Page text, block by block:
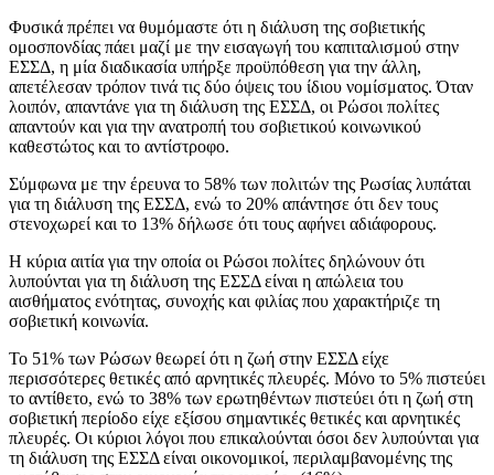
Φυσικά πρέπει να θυμόμαστε ότι η διάλυση της σοβιετικής
ομοσπονδίας πάει μαζί με την εισαγωγή του καπιταλισμού στην
ΕΣΣΔ, η μία διαδικασία υπήρξε προϋπόθεση για την άλλη,
απετέλεσαν τρόπον τινά τις δύο όψεις του ίδιου νομίσματος. Όταν
λοιπόν, απαντάνε για τη διάλυση της ΕΣΣΔ, οι Ρώσοι πολίτες
απαντούν και για την ανατροπή του σοβιετικού κοινωνικού
καθεστώτος και το αντίστροφο.
Σύμφωνα με την έρευνα το 58% των πολιτών της Ρωσίας λυπάται
για τη διάλυση της ΕΣΣΔ, ενώ το 20% απάντησε ότι δεν τους
στενοχωρεί και το 13% δήλωσε ότι τους αφήνει αδιάφορους.
Η κύρια αιτία για την οποία οι Ρώσοι πολίτες δηλώνουν ότι
λυπούνται για τη διάλυση της ΕΣΣΔ είναι η απώλεια του
αισθήματος ενότητας, συνοχής και φιλίας που χαρακτήριζε τη
σοβιετική κοινωνία.
Το 51% των Ρώσων θεωρεί ότι η ζωή στην ΕΣΣΔ είχε
περισσότερες θετικές από αρνητικές πλευρές. Μόνο το 5% πιστεύει
το αντίθετο, ενώ το 38% των ερωτηθέντων πιστεύει ότι η ζωή στη
σοβιετική περίοδο είχε εξίσου σημαντικές θετικές και αρνητικές
πλευρές. Οι κύριοι λόγοι που επικαλούνται όσοι δεν λυπούνται για
τη διάλυση της ΕΣΣΔ είναι οικονομικοί, περιλαμβανομένης της